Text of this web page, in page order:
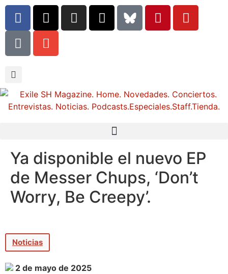
Ya disponible el nuevo EP
de Messer Chups, ‘Don’t
Worry, Be Creepy’.
Noticias
2 de mayo de 2025